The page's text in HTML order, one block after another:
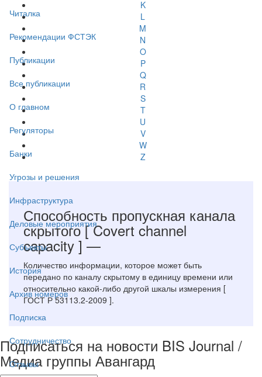
Читалка
Рекомендации ФСТЭК
Публикации
Все публикации
О главном
Регуляторы
Банки
Угрозы и решения
Инфраструктура
Деловые мероприятия
Субъекты
История
Архив номеров
Подписка
Сотрудничество
Отзывы
K
L
M
N
O
P
Q
R
S
T
U
V
W
Z
Способность пропускная канала
скрытого[ Covert channel
capacity ] —
Количество информации, которое может быть
передано по каналу скрытому в единицу времени или
относительно какой-либо другой шкалы измерения [
ГОСТ Р 53113.2-2009 ].
Подписаться на новости BIS Journal /
Медиа группы Авангард